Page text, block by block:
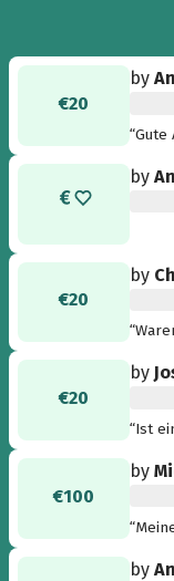
€20
by
“Gute
by
€20
by
€20
by
“Ist
€100
by
by